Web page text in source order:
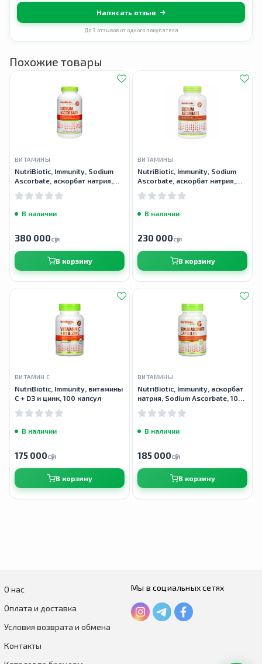
Написать отзыв
До 3 отзывов от одного покупателя
Похожие товары
ВИТАМИНЫ
NutriBiotic, Immunity, Sodium
Ascorbate, аскорбат натрия,
454 г
В наличии
380 000сӯм
В корзину
ВИТАМИНЫ
NutriBiotic, Immunity, Sodium
Ascorbate, аскорбат натрия,
г
В наличии
230 000сӯм
В корзину
ВИТАМИН С
NutriBiotic, Immunity, витамины
C + D3 и цинк, 100 капсул
В наличии
175 000сӯм
В корзину
ВИТАМИНЫ
NutriBiotic, Immunity, аскорбат
натрия, Sodium Ascorbate, 100
веганских капсул
В наличии
185 000сӯм
В корзину
О нас
Оплата и доставка
Условия возврата и обмена
Контакты
Мы в социальных сетях